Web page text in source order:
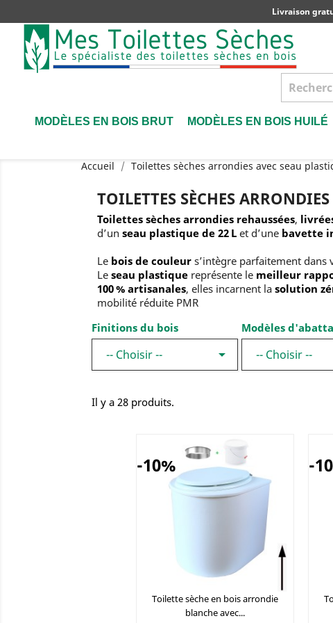
Livraison
MODÈLES EN BOIS BRUT MODÈLES EN BOIS HUILÉ
Accueil Toilettes sèches arrondies avec seau
TOILETTES SÈCHES
Toilettes sèches arrondies rehaussées,
d’un seau plastique de 22 L et d’une bavette
Le bois de couleur s’intègre parfaitement
Le seau plastique représente le meilleur
100 % artisanales, elles incarnent la solution
mobilité réduite PMR
Finitions du bois
-- Choisir -- 
Modèles
-- Choisir --
Il y a 28 produits.
Toilette sèche en bois arrondie
blanche avec...
-10% -